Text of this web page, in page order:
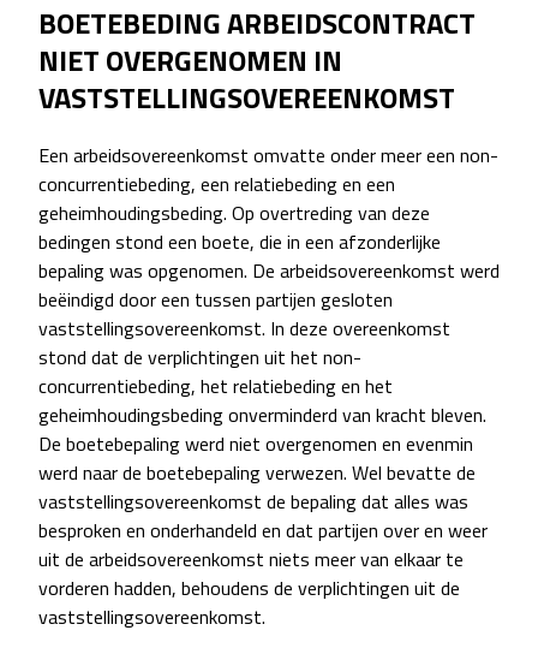
BOETEBEDING ARBEIDSCONTRACT
NIET OVERGENOMEN IN
VASTSTELLINGSOVEREENKOMST
Een arbeidsovereenkomst omvatte onder meer een non-
concurrentiebeding, een relatiebeding en een
geheimhoudingsbeding. Op overtreding van deze
bedingen stond een boete, die in een afzonderlijke
bepaling was opgenomen. De arbeidsovereenkomst werd
beëindigd door een tussen partijen gesloten
vaststellingsovereenkomst. In deze overeenkomst
stond dat de verplichtingen uit het non-
concurrentiebeding, het relatiebeding en het
geheimhoudingsbeding onverminderd van kracht bleven.
De boetebepaling werd niet overgenomen en evenmin
werd naar de boetebepaling verwezen. Wel bevatte de
vaststellingsovereenkomst de bepaling dat alles was
besproken en onderhandeld en dat partijen over en weer
uit de arbeidsovereenkomst niets meer van elkaar te
vorderen hadden, behoudens de verplichtingen uit de
vaststellingsovereenkomst.